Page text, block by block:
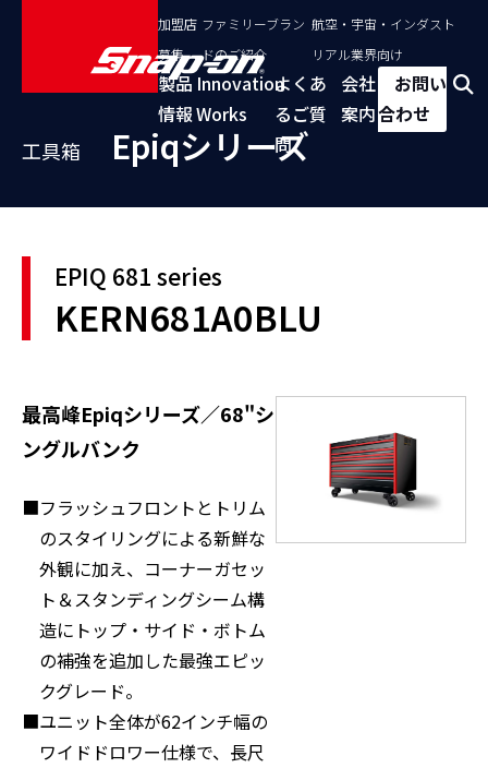
加盟店
募集
ファミリーブラン
ドのご紹介
航空・宇宙・インダスト
リアル業界向け
製品
情報
Innovation
Works
よくあ
るご質
問
会社
案内
お問い
合わせ
工具箱 Epiqシリーズ
EPIQ 681 series
KERN681A0BLU
最高峰Epiqシリーズ／68"シ
ングルバンク
フラッシュフロントとトリム
のスタイリングによる新鮮な
外観に加え、コーナーガセッ
ト＆スタンディングシーム構
造にトップ・サイド・ボトム
の補強を追加した最強エピッ
クグレード。
ユニット全体が62インチ幅の
ワイドドロワー仕様で、長尺